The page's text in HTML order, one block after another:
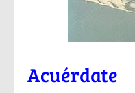
Acuérdate